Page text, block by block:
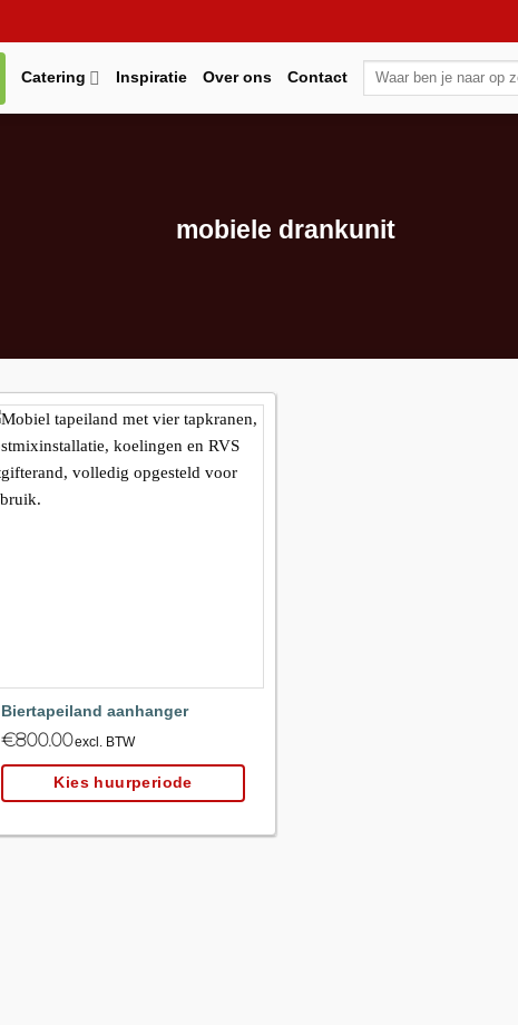
Catering Inspiratie Over ons Contact
Zoeken
mobiele drankunit
Biertapeiland aanhanger
€800.00excl. BTW
Kies huurperiode